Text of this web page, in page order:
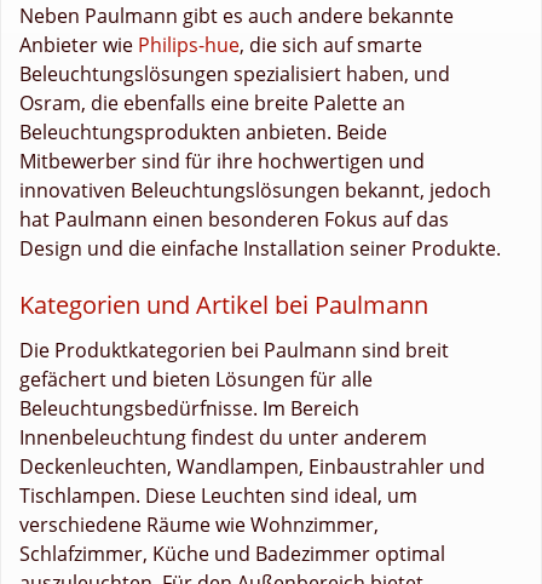
Neben Paulmann gibt es auch andere bekannte
Anbieter wie Philips-hue, die sich auf smarte
Beleuchtungslösungen spezialisiert haben, und
Osram, die ebenfalls eine breite Palette an
Beleuchtungsprodukten anbieten. Beide
Mitbewerber sind für ihre hochwertigen und
innovativen Beleuchtungslösungen bekannt, jedoch
hat Paulmann einen besonderen Fokus auf das
Design und die einfache Installation seiner Produkte.
Kategorien und Artikel bei Paulmann
Die Produktkategorien bei Paulmann sind breit
gefächert und bieten Lösungen für alle
Beleuchtungsbedürfnisse. Im Bereich
Innenbeleuchtung findest du unter anderem
Deckenleuchten, Wandlampen, Einbaustrahler und
Tischlampen. Diese Leuchten sind ideal, um
verschiedene Räume wie Wohnzimmer,
Schlafzimmer, Küche und Badezimmer optimal